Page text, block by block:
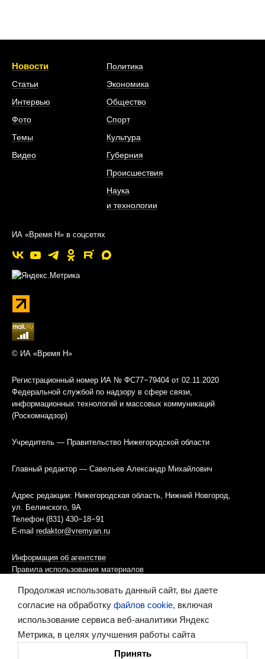
Новости
Статьи
Интервью
Фото
Темы
Видео
Политика
Экономика
Общество
Спорт
Культура
Губерния
Происшествия
Наука
и технологии
ИА «Время Н» в соцсетях
© ИА «Время Н»
Регистрационный номер ИА № ФС77−79404 от 02.11.2020
Федеральной службой по надзору в сфере связи,
информационных технологий и массовых коммуникаций
(Роскомнадзор)
Учредитель — Правительство Нижегородской области
Главный редактор — Савельев Александр Михайлович
Адрес редакции: Нижегородская область, Нижний Новгород,
ул. Белинского, 9А
Телефон (831) 430−18−91
E-mail redaktor@vremyan.ru
Информация об агентстве
Правила использования материалов
Информационная политика использования «cookies»-файлов
Ресурс содержит материалы 16+
Продолжая использовать данный сайт, вы даете
согласие на обработку файлов cookie, включая
использование сервиса веб-аналитики Яндекс
Метрика, в целях улучшения работы сайта
Принять